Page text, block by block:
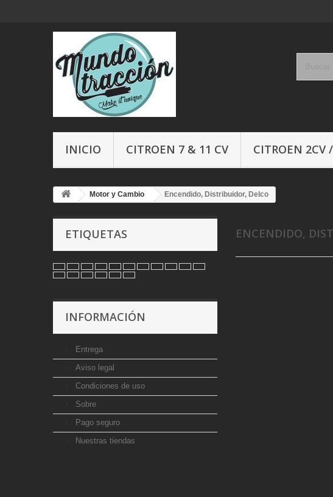
INICIO CITROEN 7 & 11 CV CITROEN 2CV
Motor y Cambio Encendido, Distribuidor, Delco
ETIQUETAS
INFORMACIÓN
Entrega
Aviso legal
Condiciones de uso
Sobre
Pago seguro
Nuestras tiendas
ENCENDIDO,